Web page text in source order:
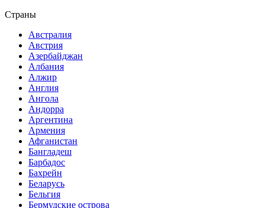
Страны
Австралия
Австрия
Азербайджан
Албания
Алжир
Англия
Ангола
Андорра
Аргентина
Армения
Афганистан
Бангладеш
Барбадос
Бахрейн
Беларусь
Бельгия
Бермудские острова